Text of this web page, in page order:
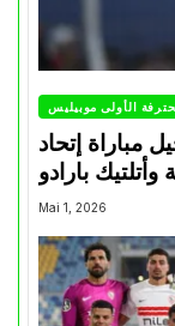
الأولى موبيليس
مباراة إتحاد
وأتلتيك بارادو
Mai 1, 2026